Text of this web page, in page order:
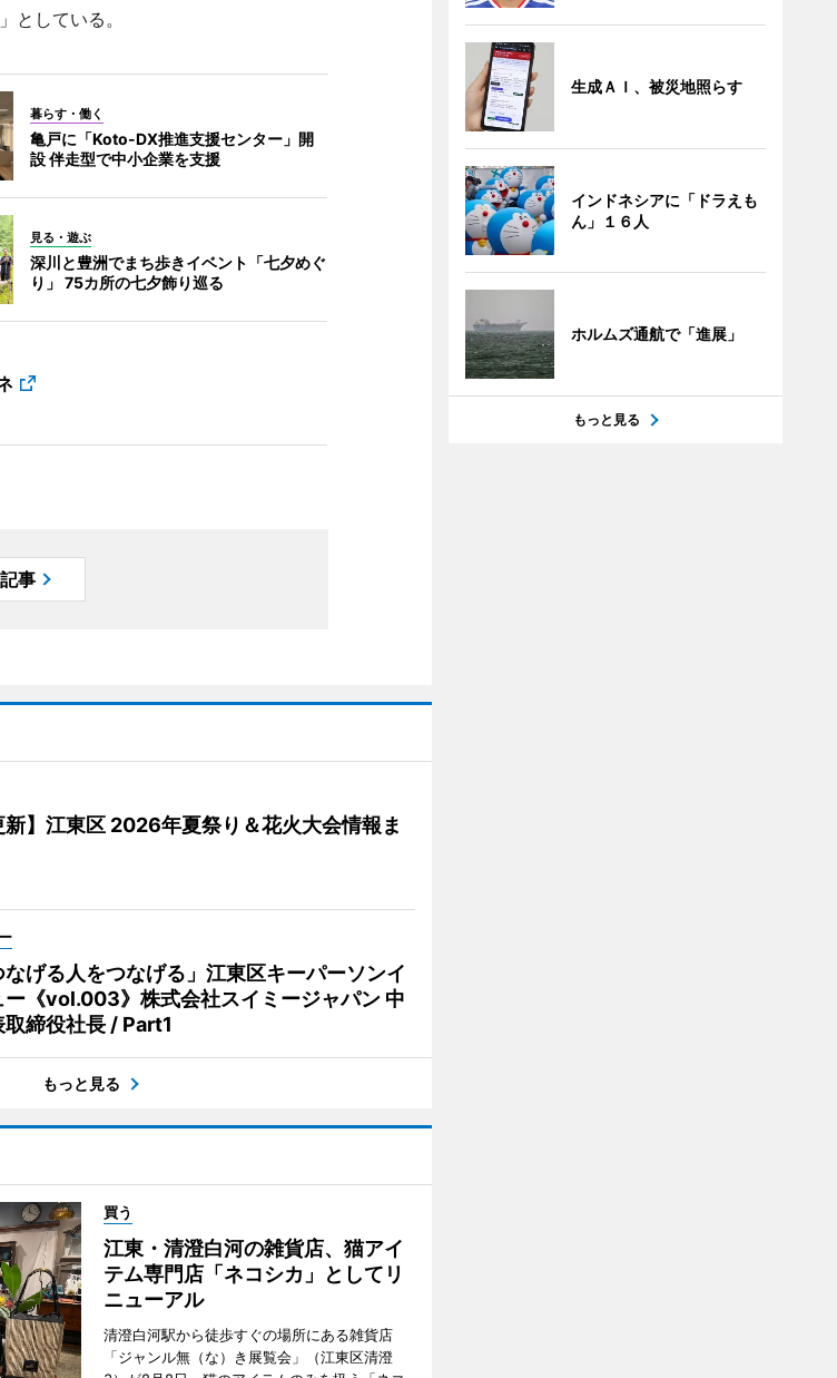
としている。
暮らす・働く
亀戸に「Koto-DX推進支援センター」開
設 伴走型で中小企業を支援
見る・遊ぶ
深川と豊洲でまち歩きイベント「七夕めぐ
り」 75カ所の七夕飾り巡る
事
新】江東区 2026年夏祭り＆花火大会情報ま
なげる人をつなげる」江東区キーパーソンイ
ー《vol.003》株式会社スイミージャパン 中
締役社長 / Part1
もっと見る
買う
江東・清澄白河の雑貨店、猫アイ
テム専門店「ネコシカ」としてリ
ニューアル
清澄白河駅から徒歩すぐの場所にある雑貨店
「ジャンル無（な）き展覧会」（江東区清澄
生成ＡＩ、被災地照らす
インドネシアに「ドラえも
ん」１６人
ホルムズ通航で「進展」
もっと見る